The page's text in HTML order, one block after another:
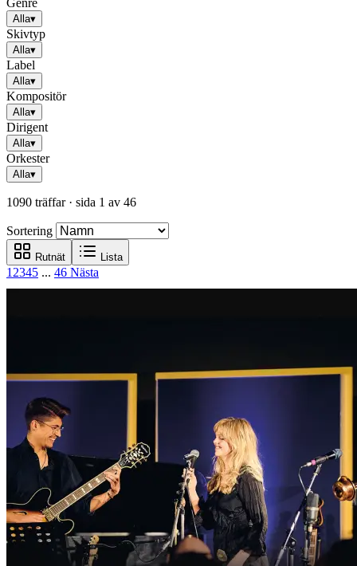
Genre
Alla▾
Skivtyp
Alla▾
Label
Alla▾
Kompositör
Alla▾
Dirigent
Alla▾
Orkester
Alla▾
1090 träffar · sida 1 av 46
Sortering
Rutnät Lista
12345 ... 46 Nästa